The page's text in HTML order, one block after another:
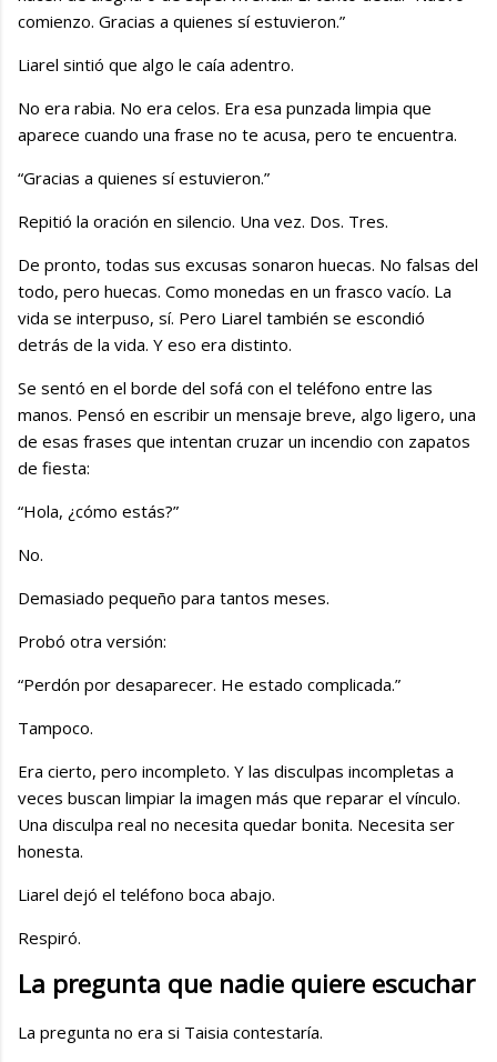
comienzo. Gracias a quienes sí estuvieron.”
Liarel sintió que algo le caía adentro.
No era rabia. No era celos. Era esa punzada limpia que
aparece cuando una frase no te acusa, pero te encuentra.
“Gracias a quienes sí estuvieron.”
Repitió la oración en silencio. Una vez. Dos. Tres.
De pronto, todas sus excusas sonaron huecas. No falsas del
todo, pero huecas. Como monedas en un frasco vacío. La
vida se interpuso, sí. Pero Liarel también se escondió
detrás de la vida. Y eso era distinto.
Se sentó en el borde del sofá con el teléfono entre las
manos. Pensó en escribir un mensaje breve, algo ligero, una
de esas frases que intentan cruzar un incendio con zapatos
de fiesta:
“Hola, ¿cómo estás?”
No.
Demasiado pequeño para tantos meses.
Probó otra versión:
“Perdón por desaparecer. He estado complicada.”
Tampoco.
Era cierto, pero incompleto. Y las disculpas incompletas a
veces buscan limpiar la imagen más que reparar el vínculo.
Una disculpa real no necesita quedar bonita. Necesita ser
honesta.
Liarel dejó el teléfono boca abajo.
Respiró.
La pregunta que nadie quiere escuchar
La pregunta no era si Taisia contestaría.